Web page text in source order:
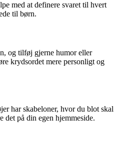
med at definere svaret til hvert
til børn.
og tilføj gjerne humor eller
krydsordet mere personligt og
har skabeloner, hvor du blot skal
det på din egen hjemmeside.